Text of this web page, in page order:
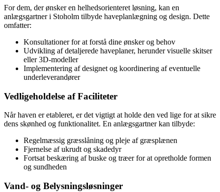
For dem, der ønsker en helhedsorienteret løsning, kan en
anlægsgartner i Stoholm tilbyde haveplanlægning og design. Dette
omfatter:
Konsultationer for at forstå dine ønsker og behov
Udvikling af detaljerede haveplaner, herunder visuelle skitser
eller 3D-modeller
Implementering af designet og koordinering af eventuelle
underleverandører
Vedligeholdelse af Faciliteter
Når haven er etableret, er det vigtigt at holde den ved lige for at sikre
dens skønhed og funktionalitet. En anlægsgartner kan tilbyde:
Regelmæssig græsslåning og pleje af græsplænen
Fjernelse af ukrudt og skadedyr
Fortsat beskæring af buske og træer for at opretholde formen
og sundheden
Vand- og Belysningsløsninger